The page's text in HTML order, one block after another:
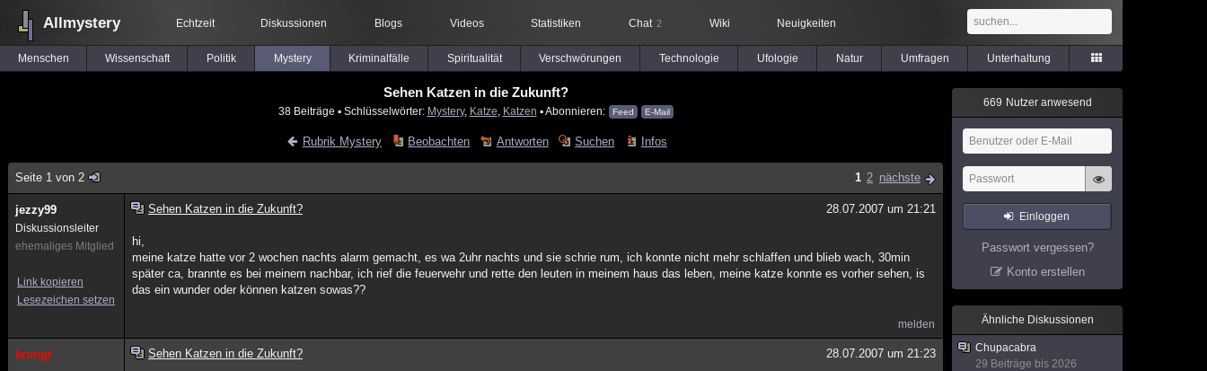
Allmystery Echtzeit Diskussionen Blogs Videos Statistiken Chat 2 Wiki Neuigkeiten
Menschen Wissenschaft Politik Mystery Kriminalfälle Spiritualität Verschwörungen Technologie Ufologie Natur Umfragen Unterhaltung
Sehen Katzen in die Zukunft?
38 Beiträge ▪ Schlüsselwörter: Mystery, Katze Katzen ▪ Abonnieren: Feed E-Mail
Rubrik Mystery Beobachten Antworten Suchen Infos
Seite 1 von 2 1 2 nächste
jezzy99
Diskussionsleiter
ehemaliges Mitglied
Link kopieren
Lesezeichen setzen
Sehen Katzen in die Zukunft? 28.07.2007 um 21:21
hi,
meine katze hatte vor 2 wochen nachts alarm gemacht, es wa 2uhr nachts und sie schrie rum, ich konnte nicht mehr schlaffen und blieb wach, 30min
später ca, brannte es bei meinem nachbar, ich rief die feuerwehr und rette den leuten in meinem haus das leben, meine katze konnte es vorher sehen, is
das ein wunder oder können katzen sowas??
melden
krungt Sehen Katzen in die Zukunft? 28.07.2007 um 21:23
669 Nutzer anwesend
Einloggen
Passwort vergessen?
Konto erstellen
Ähnliche Diskussionen
Chupacabra
29 Beiträge bis 2026